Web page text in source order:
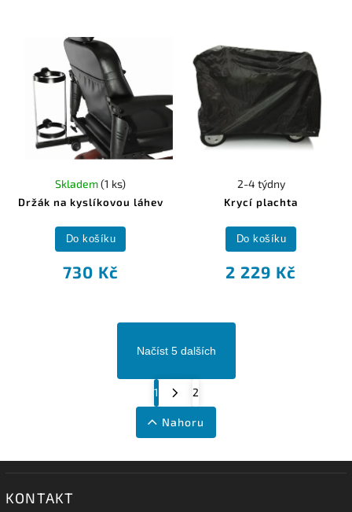
Držák na kyslíkovou láhev
Skladem(1 ks)
730 Kč
Do košíku
Krycí plachta
2-4 týdny
2 229 Kč
Do košíku
Načíst 5 dalších
1 2
Nahoru
KONTAKT